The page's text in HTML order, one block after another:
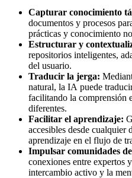
Capturar conocimiento
documentos y procesos
prácticas y conocimiento
Estructurar y
repositorios inteligentes,
del usuario.
Traducir la jerga:
natural, la IA puede
facilitando la comprensión
diferentes.
Facilitar el aprendizaje:
accesibles desde cualquier
aprendizaje en el flujo de
Impulsar comunidades
conexiones entre expertos
intercambio activo y la